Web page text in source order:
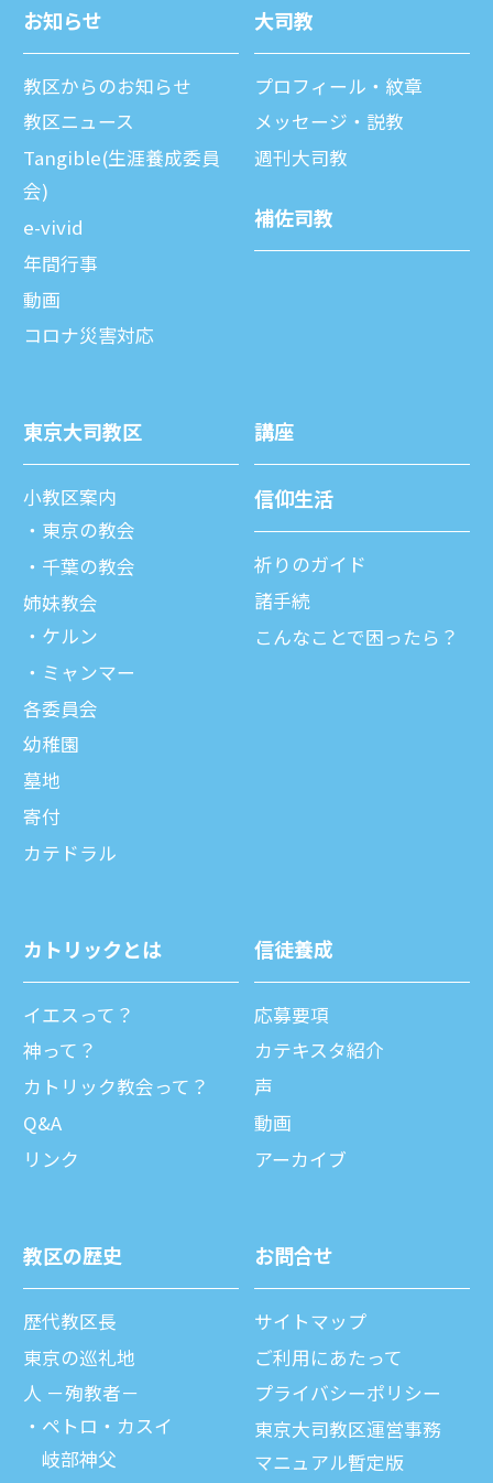
お知らせ
教区からのお知らせ
教区ニュース
Tangible(生涯養成委員
会)
e-vivid
年間⾏事
動画
コロナ災害対応
⼤司教
プロフィール・紋章
メッセージ・説教
週刊⼤司教
補佐司教
東京⼤司教区
⼩教区案内
東京の教会
千葉の教会
姉妹教会
ケルン
ミャンマー
各委員会
幼稚園
墓地
寄付
カテドラル
講座
信仰⽣活
祈りのガイド
諸⼿続
こんなことで困ったら？
カトリックとは
イエスって？
神って？
カトリック教会って？
Q&A
リンク
信徒養成
応募要項
カテキスタ紹介
声
動画
アーカイブ
教区の歴史
歴代教区⻑
東京の巡礼地
⼈ －殉教者－
ペトロ・カスイ
岐部神父
お問合せ
サイトマップ
ご利⽤にあたって
プライバシーポリシー
東京大司教区運営事務
マニュアル暫定版